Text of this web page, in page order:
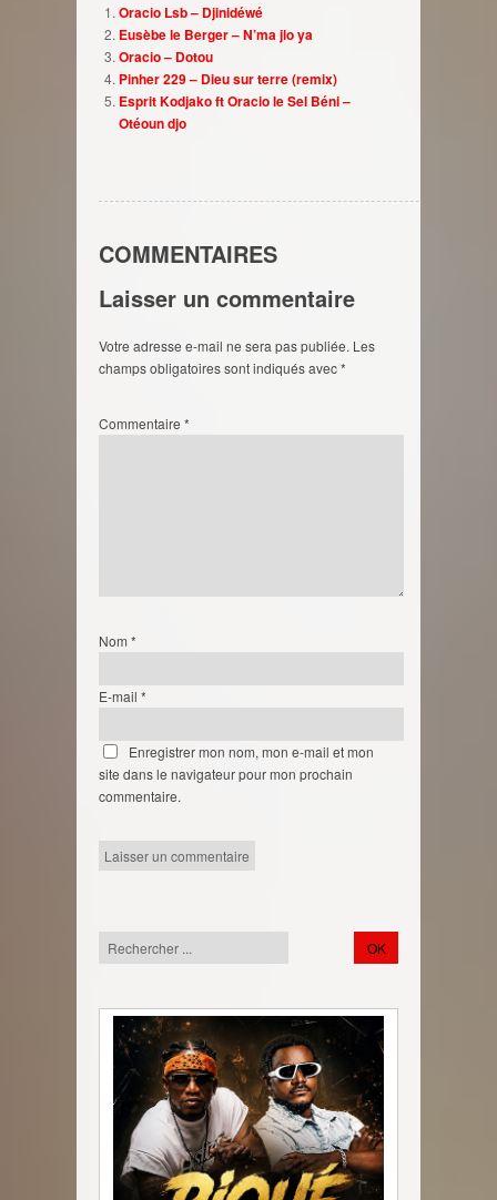
Oracio Lsb – Djinidéwé
Eusèbe le Berger – N’ma jlo ya
Oracio – Dotou
Pinher 229 – Dieu sur terre (remix)
Esprit Kodjako ft Oracio le Sel Béni –
Otéoun djo
COMMENTAIRES
Laisser un commentaire
Votre adresse e-mail ne sera pas publiée. Les
champs obligatoires sont indiqués avec*
Commentaire *
Nom *
E-mail *
Enregistrer mon nom, mon e-mail et mon
site dans le navigateur pour mon prochain
commentaire.